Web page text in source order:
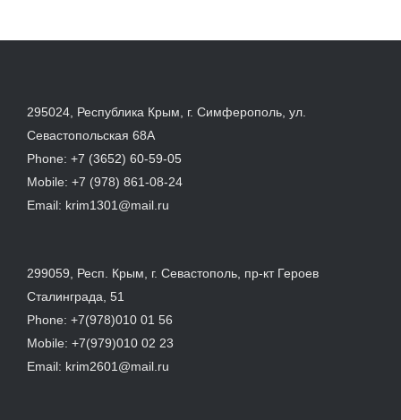
295024, Республика Крым, г. Симферополь, ул.
Севастопольская 68А
Phone: +7 (3652) 60-59-05
Mobile: +7 (978) 861-08-24
Email: krim1301@mail.ru
299059, Респ. Крым, г. Севастополь, пр-кт Героев
Сталинграда, 51
Phone: +7(978)010 01 56
Mobile: +7(979)010 02 23
Email: krim2601@mail.ru